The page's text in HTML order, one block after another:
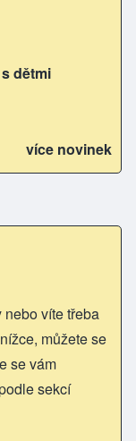
dětmi
více novinek
nebo víte třeba
můžete se
se vám
sekcí